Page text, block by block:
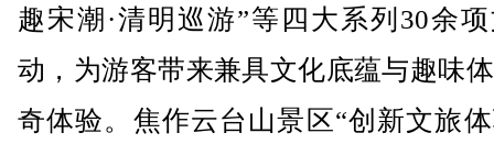
趣宋潮·清明巡游”等四大系列30余
动，为游客带来兼具文化底蕴与趣味
奇体验。焦作云台山景区“创新文旅